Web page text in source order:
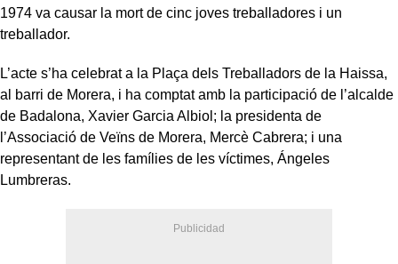
1974 va causar la mort de cinc joves treballadores i un
treballador.
L’acte s’ha celebrat a la Plaça dels Treballadors de la Haissa,
al barri de Morera, i ha comptat amb la participació de l’alcalde
de Badalona, Xavier Garcia Albiol; la presidenta de
l’Associació de Veïns de Morera, Mercè Cabrera; i una
representant de les famílies de les víctimes, Ángeles
Lumbreras.